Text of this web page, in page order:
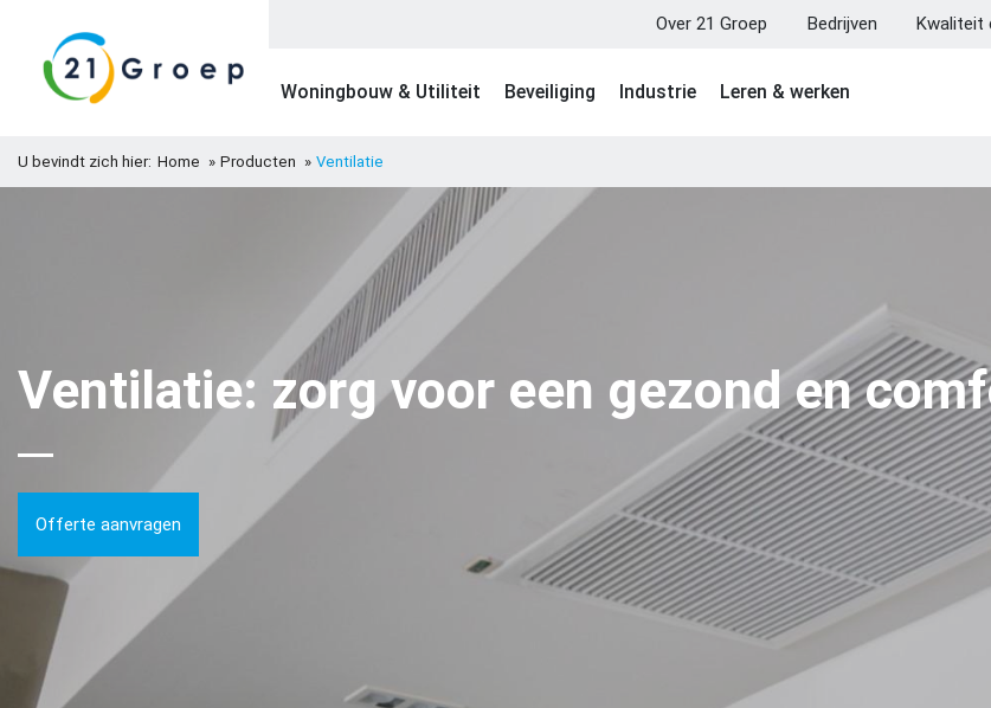
Over 21 Groep Bedrijven Kwaliteit
Woningbouw & Utiliteit Beveiliging Industrie Leren & werken
U bevindt zich hier: Home Producten Ventilatie
Ventilatie: zorg voor een gezond en
Offerte aanvragen